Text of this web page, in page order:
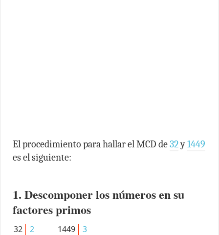
El procedimiento para hallar el MCD de32y1449
es el siguiente:
1. Descomponer los números en su
factores primos
32
2
1449
3